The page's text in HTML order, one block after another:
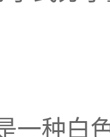
一种白